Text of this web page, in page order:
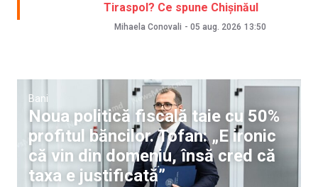
Tiraspol? Ce spune Chișinăul
Mihaela Conovali - 05 aug. 2026 13:50
Bani
Noua politică fiscală taie cu 50%
profitul băncilor. Tofan: „E ironic
că vin din domeniu, însă cred că
taxa e justificată”